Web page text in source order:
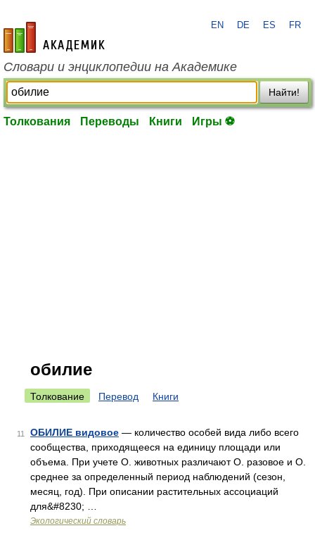
academic.ru
EN DE ES FR
Словари и энциклопедии на Академике
Найти!
Толкования Переводы Книги Игры ⚽
обилие
Толкование Перевод Книги
11 ОБИЛИЕ видовое — количество особей вида либо всего
сообщества, приходящееся на единицу площади или
объема. При учете О. животных различают О. разовое и О.
среднее за определенный период наблюдений (сезон,
месяц, год). При описании растительных ассоциаций
для&#8230; …
Экологический словарь